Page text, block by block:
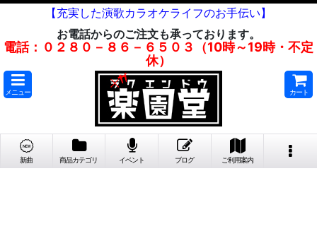
【充実した演歌カラオケライフのお手伝い】
お電話からのご注文も承っております。
電話：０２８０－８６－６５０３（10時～19時・不定
休）
メニュー カート
新曲 商品カテゴリ イベント ブログ ご利用案内